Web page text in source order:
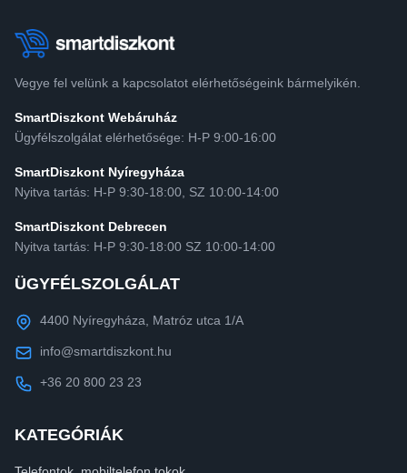
Vegye fel velünk a kapcsolatot elérhetőségeink bármelyikén.
SmartDiszkont Webáruház
Ügyfélszolgálat elérhetősége: H-P 9:00-16:00
SmartDiszkont Nyíregyháza
Nyitva tartás: H-P 9:30-18:00, SZ 10:00-14:00
SmartDiszkont Debrecen
Nyitva tartás: H-P 9:30-18:00 SZ 10:00-14:00
ÜGYFÉLSZOLGÁLAT
4400 Nyíregyháza, Matróz utca 1/A
info@smartdiszkont.hu
+36 20 800 23 23
KATEGÓRIÁK